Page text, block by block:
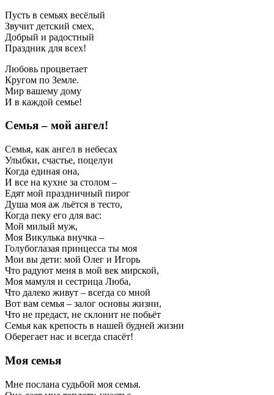
Пусть в семьях весёлый
Звучит детский смех,
Добрый и радостный
Праздник для всех!
Любовь процветает
Кругом по Земле.
Мир вашему дому
И в каждой семье!
Семья – мой ангел!
Семья, как ангел в небесах
Улыбки, счастье, поцелуи
Когда единая она,
И все на кухне за столом –
Едят мой праздничный пирог
Душа моя аж льётся в тесто,
Когда пеку его для вас:
Мой милый муж,
Моя Викулька внучка –
Голубоглазая принцесса ты моя
Мои вы дети: мой Олег и Игорь
Что радуют меня в мой век мирской,
Моя мамуля и сестрица Люба,
Что далеко живут – всегда со мной
Вот вам семья – залог основы жизни,
Что не предаст, не склонит не побьёт
Семья как крепость в нашей будней жизни
Оберегает нас и всегда спасёт!
Моя семья
Мне послана судьбой моя семья.